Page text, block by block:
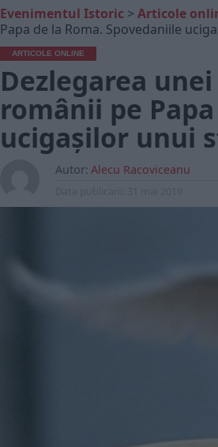
Evenimentul Istoric > Articole
Papa de la Roma. Spovedaniile
ARTICOLE ONLINE
Dezlegarea
românii pe
ucigașilor unui
Autor: Alecu Racoviceanu